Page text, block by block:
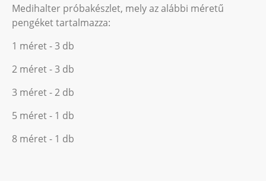
Medihalter próbakészlet, mely az alábbi méretű
pengéket tartalmazza:
1 méret - 3 db
2 méret - 3 db
3 méret - 2 db
5 méret - 1 db
8 méret - 1 db